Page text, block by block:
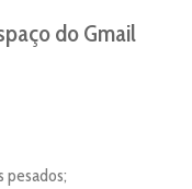
do Gmail
pesados;